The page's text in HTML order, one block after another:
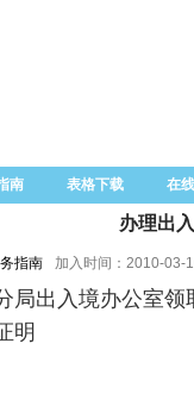
南 表格下载 在
办理出
指南 加入时间：2010-03-
局出入境办公室领
明